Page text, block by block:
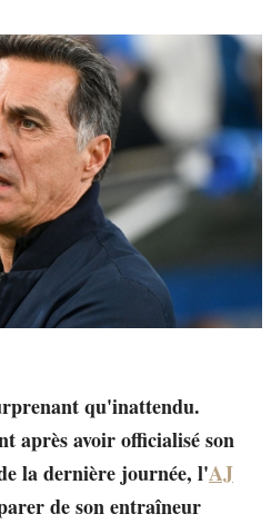
qu'inattendu.
après avoir officialisé son
la dernière journée, l'AJ
de son entraîneur